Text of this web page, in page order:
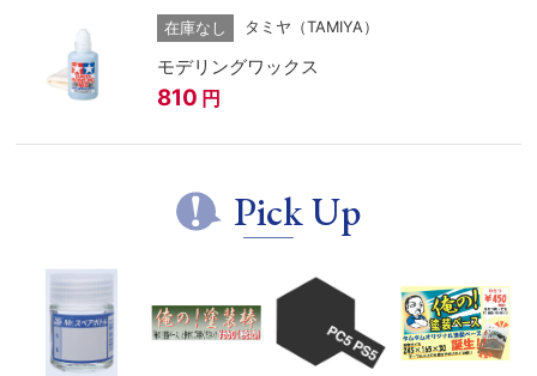
在庫なし タミヤ（TAMIYA）
モデリングワックス
810 円
Pick Up